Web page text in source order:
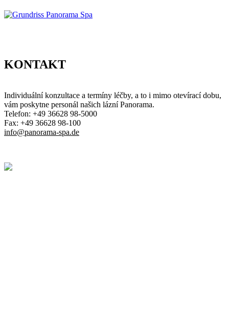
KONTAKT
Individuální konzultace a termíny léčby, a to i mimo otevírací dobu,
vám poskytne personál našich lázní Panorama.
Telefon: +49 36628 98-5000
Fax: +49 36628 98-100
info@panorama-spa.de